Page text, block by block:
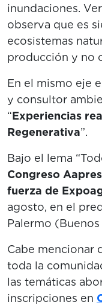
inundaciones.
observa que es
ecosistemas
producción y no
En el mismo eje
y consultor
“Experiencias
Regenerativa”.
Bajo el lema
Congreso
fuerza de
agosto, en el
Palermo
Cabe mencionar
toda la
las temáticas
inscripciones en